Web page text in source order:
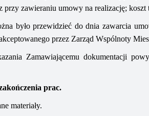
zawieraniu umowy na realizację;
było przewidzieć do dnia zawarcia
przez Zarząd Wspólnoty
Zamawiającemu dokumentacji
prac.
materiały.